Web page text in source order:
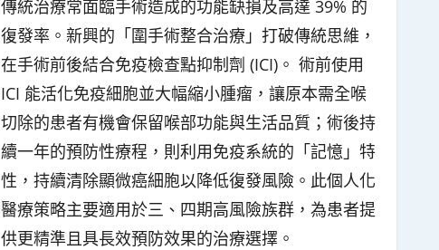
傳統治療常面臨手術造成的功能缺損及高達 39% 的
復發率。新興的「圍手術整合治療」打破傳統思維，
在手術前後結合免疫檢查點抑制劑 (ICI)。 術前使用
ICI 能活化免疫細胞並大幅縮小腫瘤，讓原本需全喉
切除的患者有機會保留喉部功能與生活品質；術後持
續一年的預防性療程，則利用免疫系統的「記憶」特
性，持續清除顯微癌細胞以降低復發風險。此個人化
醫療策略主要適用於三、四期高風險族群，為患者提
供更精準且具長效預防效果的治療選擇。